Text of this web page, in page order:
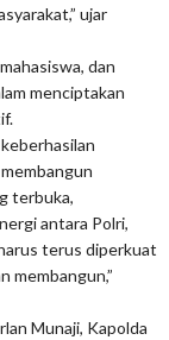
ujar
dan
menciptakan
terbuka,
antara Polri,
terus diperkuat
membangun,”
Munaji, Kapolda